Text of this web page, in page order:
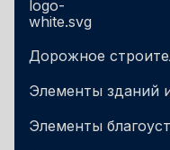
Дорожное
Элементы зданий
Элементы